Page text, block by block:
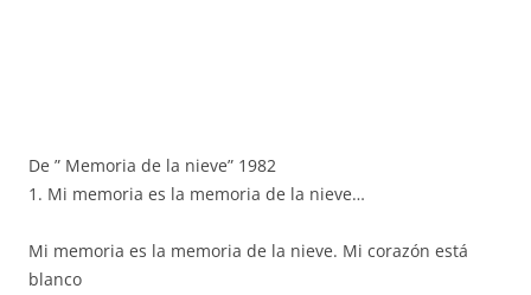
De ” Memoria de la nieve” 1982
1. Mi memoria es la memoria de la nieve…
Mi memoria es la memoria de la nieve. Mi corazón está
blanco